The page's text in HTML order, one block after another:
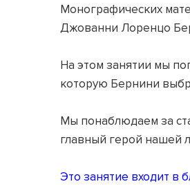
Монографических
Джованни Лоренцо
На этом занятии мы
которую Бернини
Мы понаблюдаем за
главный герой нашей
Это занятие входит в